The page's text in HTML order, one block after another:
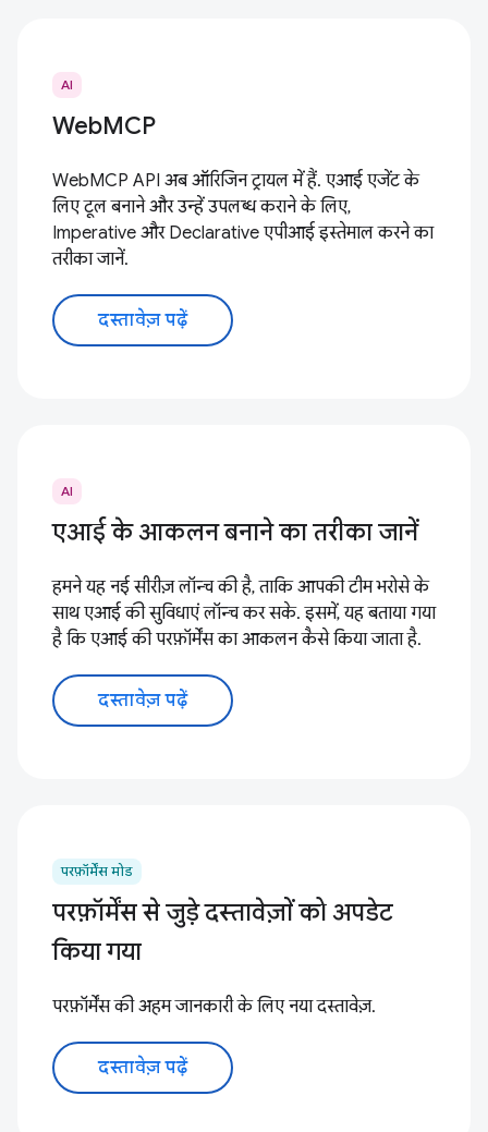
AI
WebMCP
WebMCP API अब ऑरिजिन ट्रायल में हैं. एआई एजेंट के
लिए टूल बनाने और उन्हें उपलब्ध कराने के लिए,
Imperative और Declarative एपीआई इस्तेमाल करने का
तरीका जानें.
दस्तावेज़ पढ़ें
AI
एआई के आकलन बनाने का तरीका जानें
हमने यह नई सीरीज़ लॉन्च की है, ताकि आपकी टीम भरोसे के
साथ एआई की सुविधाएं लॉन्च कर सके. इसमें, यह बताया गया
है कि एआई की परफ़ॉर्मेंस का आकलन कैसे किया जाता है.
दस्तावेज़ पढ़ें
परफ़ॉर्मेंस मोड
परफ़ॉर्मेंस से जुड़े दस्तावेज़ों को अपडेट
किया गया
परफ़ॉर्मेंस की अहम जानकारी के लिए नया दस्तावेज़.
दस्तावेज़ पढ़ें